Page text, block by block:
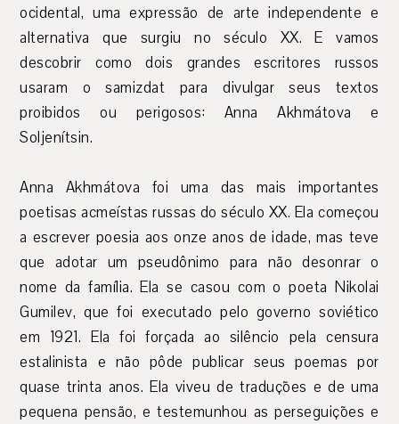
ocidental, uma expressão de arte independente e
alternativa que surgiu no século XX. E vamos
descobrir como dois grandes escritores russos
usaram o samizdat para divulgar seus textos
proibidos ou perigosos: Anna Akhmátova e
Soljenítsin.
Anna Akhmátova foi uma das mais importantes
poetisas acmeístas russas do século XX. Ela começou
a escrever poesia aos onze anos de idade, mas teve
que adotar um pseudônimo para não desonrar o
nome da família. Ela se casou com o poeta Nikolai
Gumilev, que foi executado pelo governo soviético
em 1921. Ela foi forçada ao silêncio pela censura
estalinista e não pôde publicar seus poemas por
quase trinta anos. Ela viveu de traduções e de uma
pequena pensão, e testemunhou as perseguições e